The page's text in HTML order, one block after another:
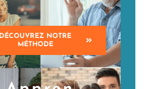
DÉCOUVREZ NOTRE
MÉTHODE